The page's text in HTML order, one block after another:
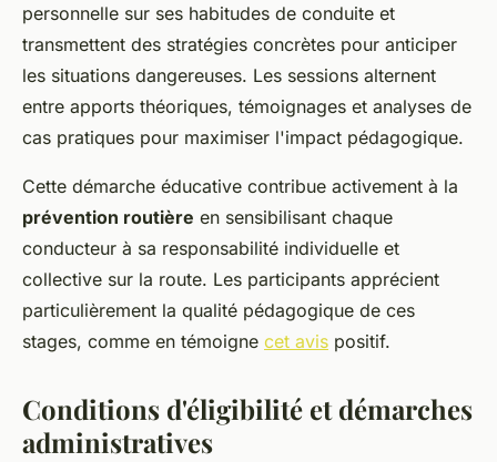
personnelle sur ses habitudes de conduite et
transmettent des stratégies concrètes pour anticiper
les situations dangereuses. Les sessions alternent
entre apports théoriques, témoignages et analyses de
cas pratiques pour maximiser l'impact pédagogique.
Cette démarche éducative contribue activement à la
prévention routière en sensibilisant chaque
conducteur à sa responsabilité individuelle et
collective sur la route. Les participants apprécient
particulièrement la qualité pédagogique de ces
stages, comme en témoigne cet avis positif.
Conditions d'éligibilité et démarches
administratives